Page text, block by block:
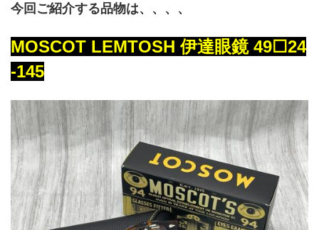
今回ご紹介する品物は、、、、
MOSCOT LEMTOSH 伊達眼鏡 49☐24
-145